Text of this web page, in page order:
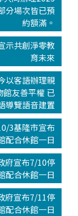
分場次皆已預
約額滿。
示共創淨零教
育未來
以客語辦理親
館友善平權 已
導覽語音建置
3基隆市宣布
配合休館一日
府宣布7/10停
配合休館一日
府宣布7/11停
配合休館一日